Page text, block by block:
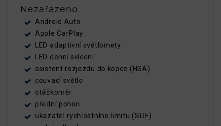
Nezařazeno
Android Auto
Apple CarPlay
LED adaptivní světlomety
LED denní svícení
asistent rozjezdu do kopce (HSA)
couvací světlo
otáčkoměr
přední pohon
ukazatel rychlostního limitu (SLIF)